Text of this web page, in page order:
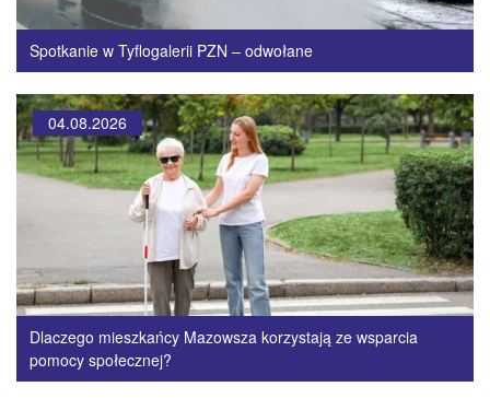
Spotkanie w Tyflogalerii PZN – odwołane
04.08.2026
Dlaczego mieszkańcy Mazowsza korzystają ze wsparcia
pomocy społecznej?